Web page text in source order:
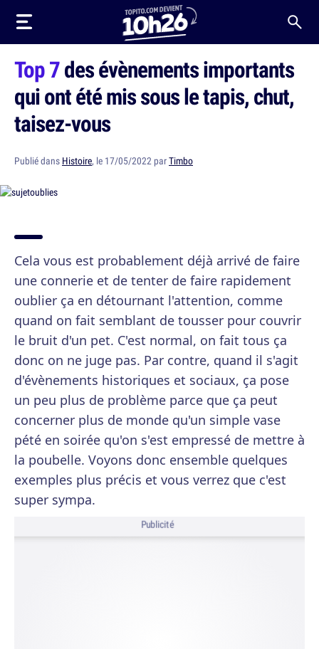
Top 7des évènements importants
qui ont été mis sous le tapis, chut,
taisez-vous
Publié dans Histoire, le 17/05/2022 parTimbo
Cela vous est probablement déjà arrivé de faire
une connerie et de tenter de faire rapidement
oublier ça en détournant l'attention, comme
quand on fait semblant de tousser pour couvrir
le bruit d'un pet. C'est normal, on fait tous ça
donc on ne juge pas. Par contre, quand il s'agit
d'évènements historiques et sociaux, ça pose
un peu plus de problème parce que ça peut
concerner plus de monde qu'un simple vase
pété en soirée qu'on s'est empressé de mettre à
la poubelle. Voyons donc ensemble quelques
exemples plus précis et vous verrez que c'est
super sympa.
Publicité